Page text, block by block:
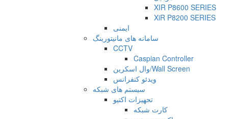
XIR P8600 SERIES
XiR P8200 SERIES
ایمنی
سامانه های مانیتورینگ
CCTV
Caspian Controller
وال اسکرین/Wall Screen
ویدئو کنفرانس
سیستم های شبکه
تجهیزات اکتیو
کارت شبکه